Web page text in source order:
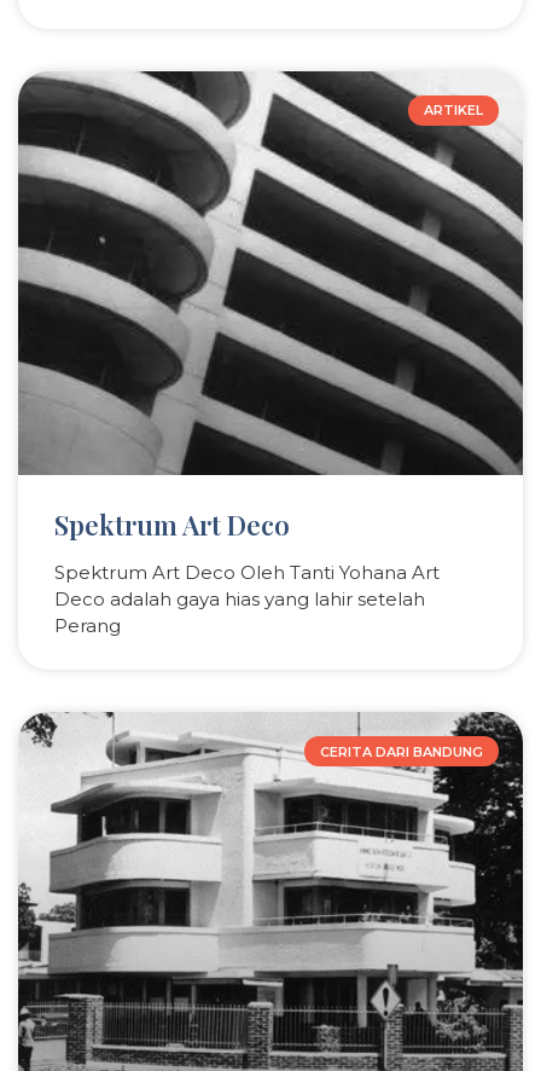
ARTIKEL
Spektrum Art Deco
Spektrum Art Deco Oleh Tanti Yohana Art
Deco adalah gaya hias yang lahir setelah
Perang
CERITA DARI BANDUNG